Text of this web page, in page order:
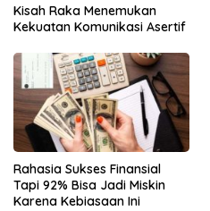
Kisah Raka Menemukan
Kekuatan Komunikasi Asertif
Rahasia Sukses Finansial
Tapi 92% Bisa Jadi Miskin
Karena Kebiasaan Ini